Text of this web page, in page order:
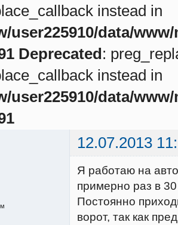
instead in
user225910/data/
Deprecated:
instead in
user225910/data/
12.07.2013
Я работаю на
примерно раз в
Постоянно
ворот, так как